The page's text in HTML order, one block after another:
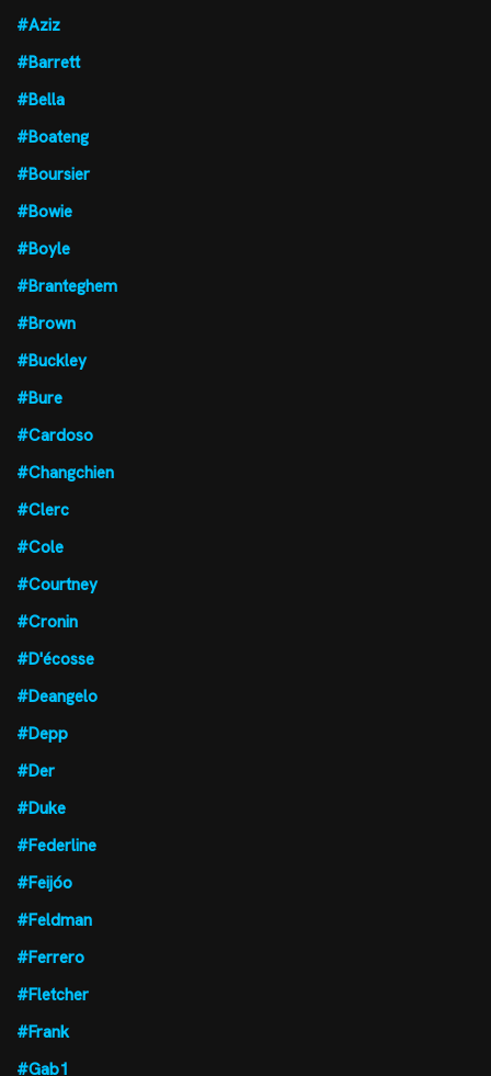
#Aziz
#Barrett
#Bella
#Boateng
#Boursier
#Bowie
#Boyle
#Branteghem
#Brown
#Buckley
#Bure
#Cardoso
#Changchien
#Clerc
#Cole
#Courtney
#Cronin
#D'écosse
#Deangelo
#Depp
#Der
#Duke
#Federline
#Feijóo
#Feldman
#Ferrero
#Fletcher
#Frank
#Gab1